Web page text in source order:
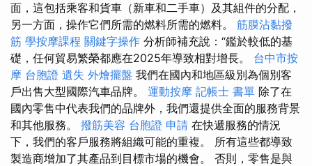
面，這包括乘客和貨車（新車和二手車）及其組件的分配，
另一方面，操作它們所需的燃料所需的燃料。 筋膜沾黏撥
筋 學按摩課程 關鍵字操作 分析師補充說：“鑑於較低的基
礎，任何貿易繁榮都應在2025年導致相對增長。 台中市按
摩 台胞證 遺失 外燴擺盤 我們在國內和地區級別為個別客
戶出售大型國際汽車品牌。 運動按摩 記帳士 書單 除了在
國內零售中代表我們的品牌外，我們還提供全面的服務背景
和其他服務。 撥筋美容 台胞證 申請 在快遞服務的情況
下，我們的客戶服務將組織可能的重複。 所有這些都導致
製造商增加了其產品到目標市場的機會。 否則，零售是與